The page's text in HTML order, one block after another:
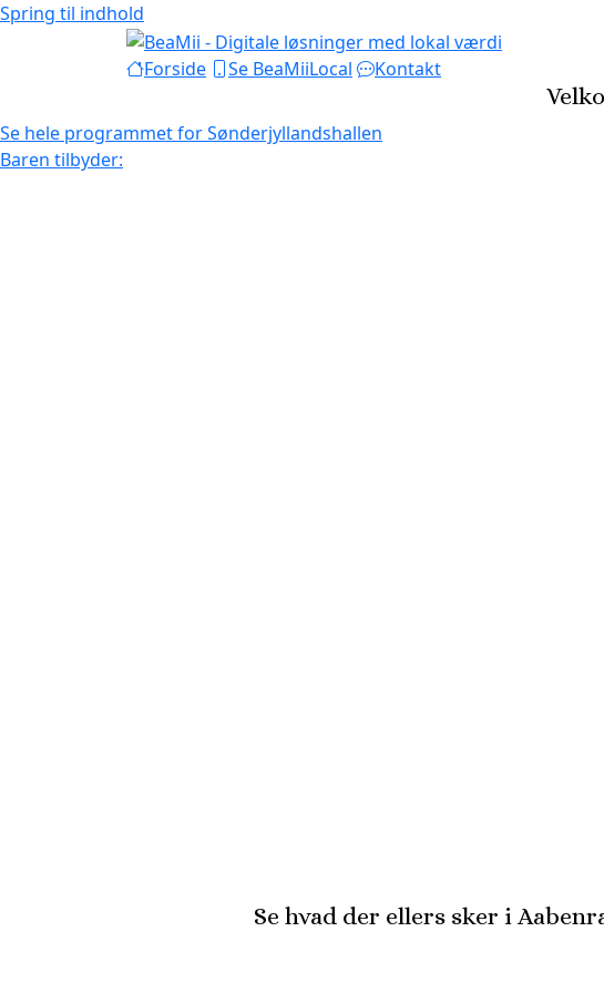
Spring til indhold
Forside Se BeaMiiLocal Kontakt
Se hele programmet for Sønderjyllandshallen
Baren tilbyder:
Se hvad der ellers sker i